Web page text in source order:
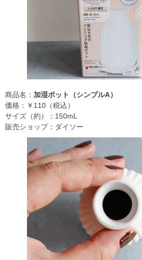
商品名： 加湿ポット（シンプルA）
価格：￥110（税込）
サイズ（約）：150mL
販売ショップ：ダイソー